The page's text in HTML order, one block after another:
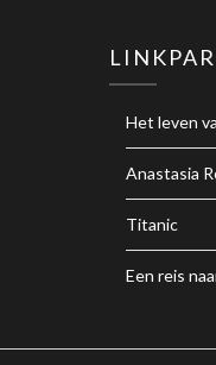
Het leven
Anastasia
Titanic
Een reis